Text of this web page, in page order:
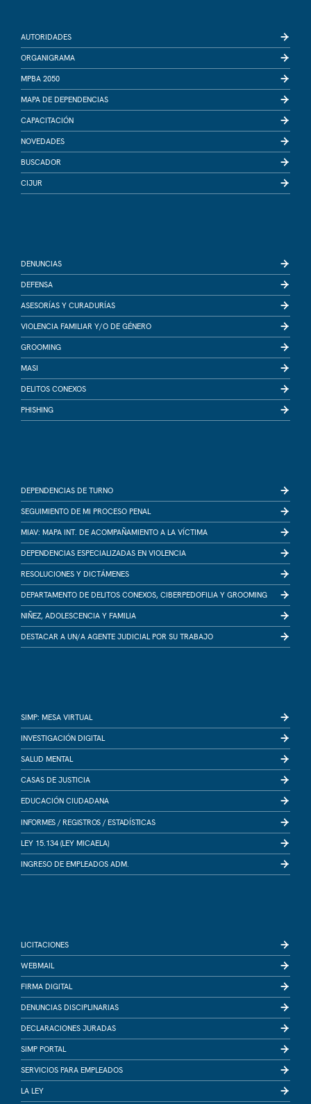
AUTORIDADES
ORGANIGRAMA
MPBA 2050
MAPA DE DEPENDENCIAS
CAPACITACIÓN
NOVEDADES
BUSCADOR
CIJUR
DENUNCIAS
DEFENSA
ASESORÍAS Y CURADURÍAS
VIOLENCIA FAMILIAR Y/O DE GÉNERO
GROOMING
MASI
DELITOS CONEXOS
PHISHING
DEPENDENCIAS DE TURNO
SEGUIMIENTO DE MI PROCESO PENAL
MIAV: MAPA INT. DE ACOMPAÑAMIENTO A LA VÍCTIMA
DEPENDENCIAS ESPECIALIZADAS EN VIOLENCIA
RESOLUCIONES Y DICTÁMENES
DEPARTAMENTO DE DELITOS CONEXOS, CIBERPEDOFILIA Y GROOMING
NIÑEZ, ADOLESCENCIA Y FAMILIA
DESTACAR A UN/A AGENTE JUDICIAL POR SU TRABAJO
SIMP: MESA VIRTUAL
INVESTIGACIÓN DIGITAL
SALUD MENTAL
CASAS DE JUSTICIA
EDUCACIÓN CIUDADANA
INFORMES / REGISTROS / ESTADÍSTICAS
LEY 15.134 (LEY MICAELA)
INGRESO DE EMPLEADOS ADM.
LICITACIONES
WEBMAIL
FIRMA DIGITAL
DENUNCIAS DISCIPLINARIAS
DECLARACIONES JURADAS
SIMP PORTAL
SERVICIOS PARA EMPLEADOS
LA LEY